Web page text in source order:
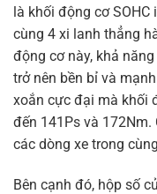
là khối động cơ SOHC
cùng 4 xi lanh thẳng
động cơ này, khả
trở nên bền bỉ và
xoắn cực đại mà khối
đến 141Ps và 172Nm.
các dòng xe trong
Bên cạnh đó, hộp số